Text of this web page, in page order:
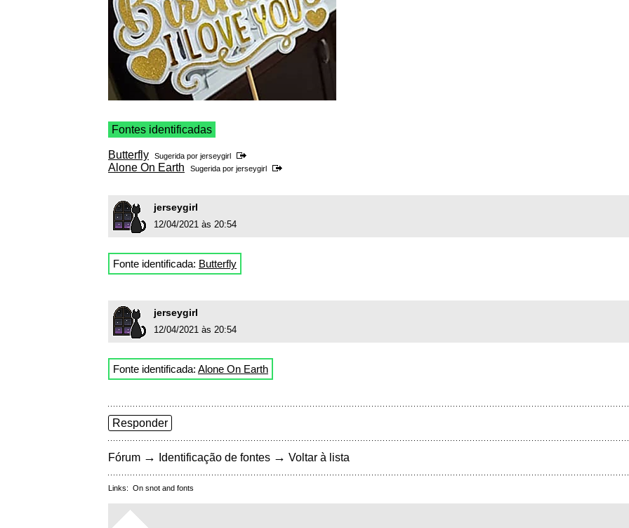
Fontes identificadas
Butterfly Sugerida por jerseygirl
Alone On Earth Sugerida por jerseygirl
jerseygirl
12/04/2021 às 20:54
Fonte identificada: Butterfly
jerseygirl
12/04/2021 às 20:54
Fonte identificada: Alone On Earth
Responder
Fórum → Identificação de fontes → Voltar à lista
Links: On snot and fonts